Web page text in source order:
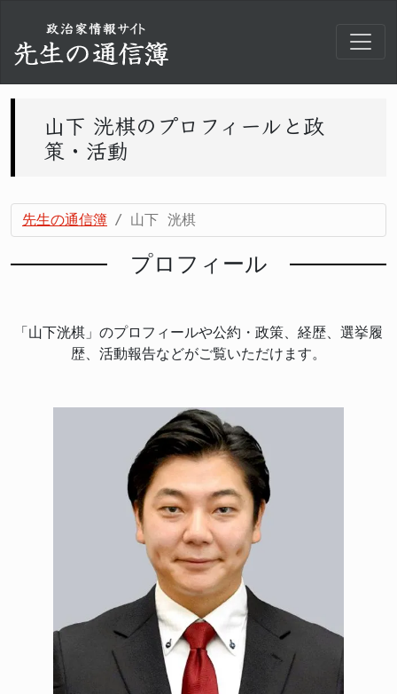
山下 洸棋のプロフィールと政
策・活動
先生の通信簿 山下 洸棋
プロフィール
「山下洸棋」のプロフィールや公約・政策、経歴、選挙履
歴、活動報告などがご覧いただけます。